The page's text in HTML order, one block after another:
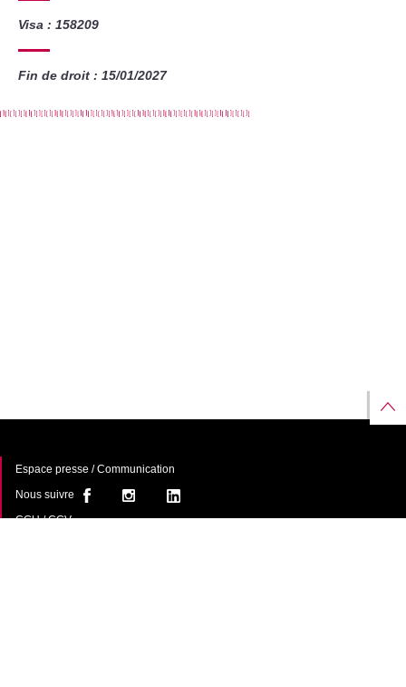
Visa : 158209
Fin de droit : 15/01/2027
Espace presse / Communication
Nous suivre
CGU / CGV